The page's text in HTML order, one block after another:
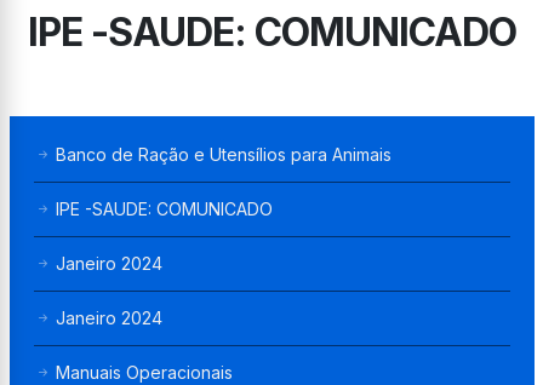
IPE -SAUDE: COMUNICADO
Banco de Ração e Utensílios para Animais
IPE -SAUDE: COMUNICADO
Janeiro 2024
Janeiro 2024
Manuais Operacionais